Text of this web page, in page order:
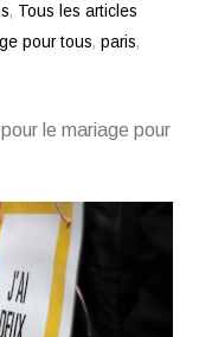
, Tous les articles
pour tous,paris,
le mariage pour